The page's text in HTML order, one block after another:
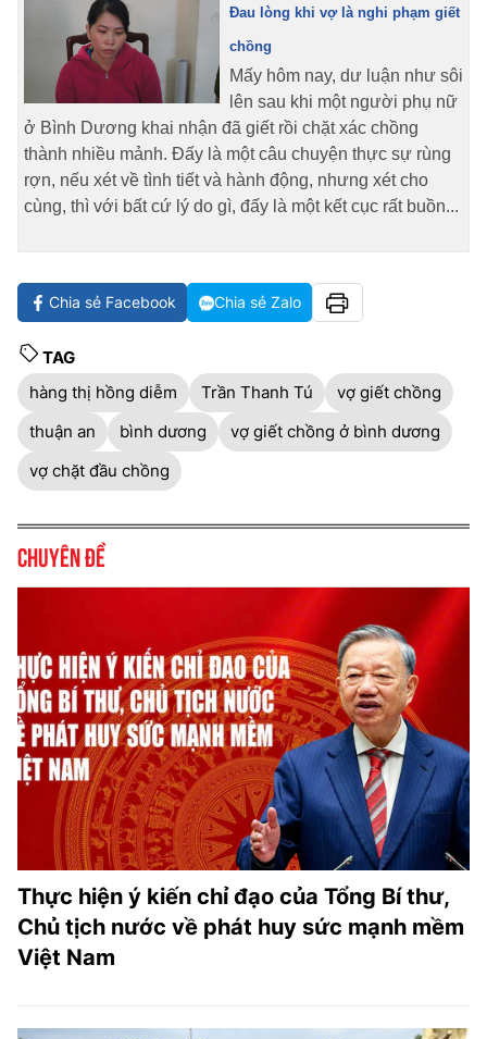
Đau lòng khi vợ là nghi phạm giết
chồng
Mấy hôm nay, dư luận như sôi
lên sau khi một người phụ nữ
ở Bình Dương khai nhận đã giết rồi chặt xác chồng
thành nhiều mảnh. Đấy là một câu chuyện thực sự rùng
rợn, nếu xét về tình tiết và hành động, nhưng xét cho
cùng, thì với bất cứ lý do gì, đấy là một kết cục rất buồn...
Chia sẻ Facebook Chia sẻ Zalo
TAG
hàng thị hồng diễm
Trần Thanh Tú
vợ giết chồng
thuận an
bình dương
vợ giết chồng ở bình dương
vợ chặt đầu chồng
Chuyên đề
Thực hiện ý kiến chỉ đạo của Tổng Bí thư,
Chủ tịch nước về phát huy sức mạnh mềm
Việt Nam